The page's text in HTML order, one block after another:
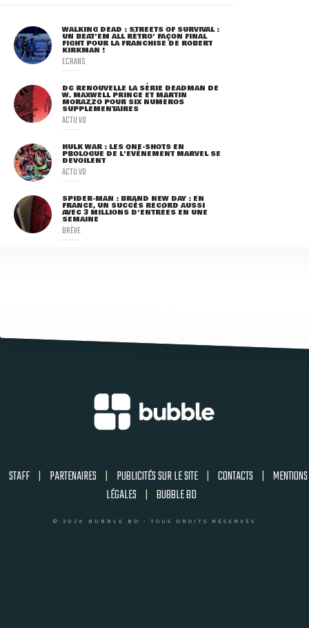
WALKING DEAD : STREETS OF SURVIVAL :
UN BEAT'EM ALL RÉTRO' FAÇON FINAL
FIGHT POUR LA FRANCHISE DE ROBERT
KIRKMAN !
ECRANS
DC RENOUVELLE LA SÉRIE DEADMAN DE
W. MAXWELL PRINCE ET MARTIN
MORAZZO POUR SIX NUMÉROS
SUPPLÉMENTAIRES
ACTU VO
HULK WAR : LES ONE-SHOTS EN
PROLOGUE DE L'ÉVÈNEMENT MARVEL SE
DÉVOILENT
ACTU VO
SPIDER-MAN : BRAND NEW DAY : EN
FRANCE, UN SUCCÈS RECORD AUSSI
AVEC 3 MILLIONS D'ENTRÉES EN UNE
SEMAINE
BRÈVE
STAFF | PARTENAIRES | PUBLICITÉS SUR LE SITE | CONTACTS | MENTIONS
LÉGALES | BUBBLE BD
© 2026 BUBBLE BD - TOUS DROITS RÉSERVÉS